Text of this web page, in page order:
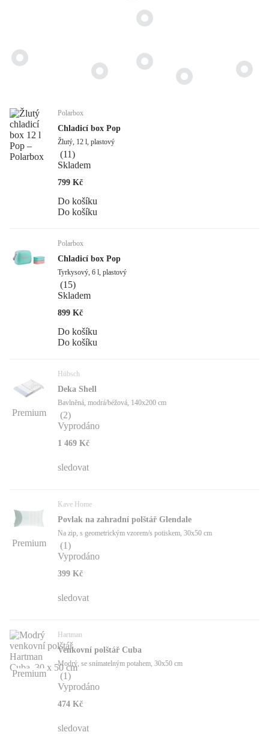
Polarbox
Chladicí box Pop
Žlutý, 12 l, plastový
(11)
Skladem
799 Kč
Do košíku
Do košíku
Polarbox
Chladicí box Pop
Tyrkysový, 6 l, plastový
(15)
Skladem
899 Kč
Do košíku
Do košíku
Premium
Hübsch
Deka Shell
Bavlněná, modrá/béžová, 140x200 cm
(2)
Vyprodáno
1 469 Kč
sledovat
Premium
Kave Home
Povlak na zahradní polštář Glendale
Na zip, s geometrickým vzorem/s potiskem, 30x50 cm
(1)
Vyprodáno
399 Kč
sledovat
Premium
Hartman
Venkovní polštář Cuba
Modrý, se snímatelným potahem, 30x50 cm
(1)
Vyprodáno
474 Kč
sledovat